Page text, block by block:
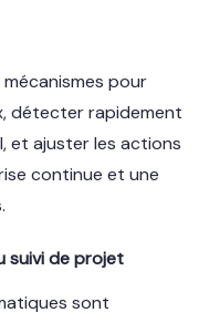
mécanismes pour
détecter rapidement
et ajuster les actions
continue et une
suivi de projet
sont